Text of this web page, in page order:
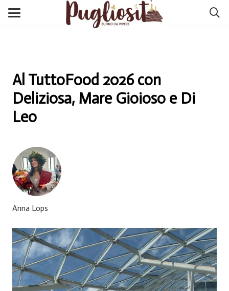
Al TuttoFood 2026 con
Deliziosa, Mare Gioioso e Di
Leo
Anna Lops